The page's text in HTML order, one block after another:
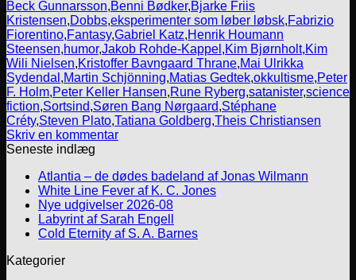
Beck Gunnarsson,Benni Bødker,Bjarke Friis
Kristensen,Dobbs,eksperimenter som løber løbsk,Fabrizio
Fiorentino,Fantasy,Gabriel Katz,Henrik Houmann
Steensen,humor,Jakob Rohde-Kappel ,Kim Bjørnholt,Kim
Wili Nielsen,Kristoffer Bavngaard Thrane,Mai Ulrikka
Sydendal ,Martin Schjönning,Matias Gedtek,okkultisme,Peter
F. Holm,Peter Keller Hansen,Rune Ryberg,satanister,science
fiction,Sortsind,Søren Bang Nørgaard,Stéphane
Créty,Steven Plato,Tatiana Goldberg,Theis Christiansen
Skriv en kommentar
Seneste indlæg
Atlantia – de dødes badeland af Jonas Wilmann
White Line Fever af K. C. Jones
Nye udgivelser 2026-08
Labyrint af Sarah Engell
Cold Eternity af S. A. Barnes
Kategorier